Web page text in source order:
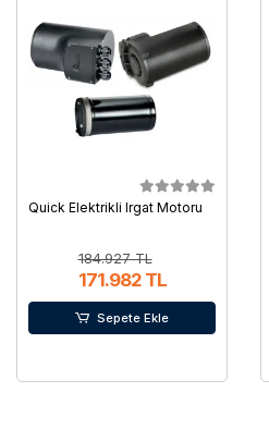
Quick Elektrikli Irgat Motoru
184.927 TL
171.982 TL
Sepete Ekle